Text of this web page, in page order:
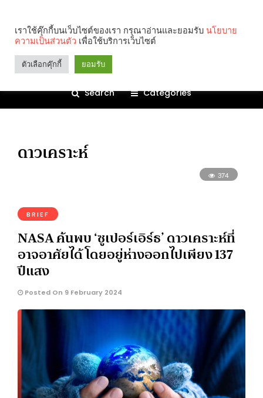
Search Categories
ดาวเคราะห์
374
BRIEF
NASA ค้นพบ ‘ซูเปอร์เอิร์ธ’ ดาวเคราะห์ที่
อาจอาศัยได้ โดยอยู่ห่างออกไปเพียง 137
ปีแสง
Posted On 9 February 2024
เราใช้คุ๊กกี้บนเว็บไซต์ของเรา กรุณาอ่านและยอมรับ นโยบาย
ความเป็นส่วนตัว เพื่อใช้บริการเว็บไซต์
ตัวเลือกคุ๊กกี้ ยอมรับ